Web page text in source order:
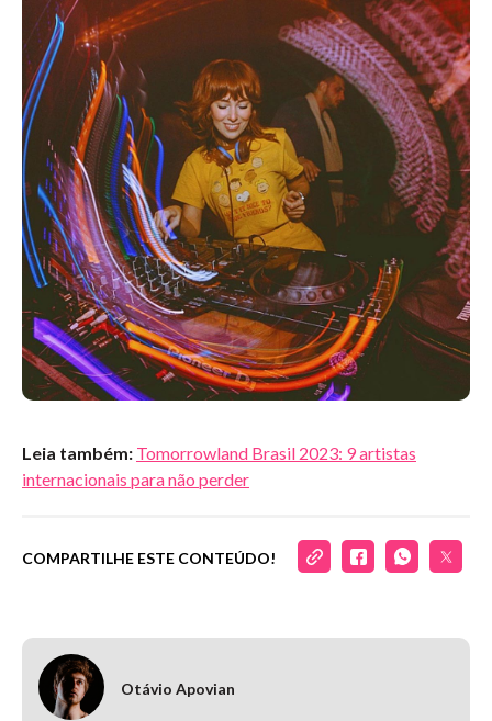
Leia também: Tomorrowland Brasil 2023: 9 artistas
internacionais para não perder
COMPARTILHE ESTE CONTEÚDO!
Otávio Apovian